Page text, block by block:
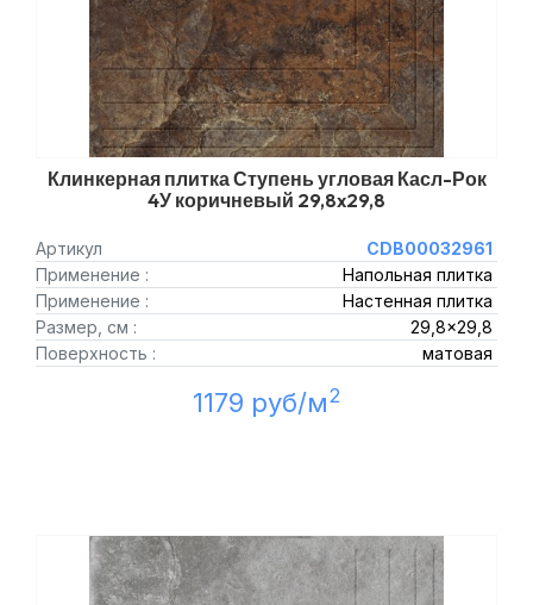
Клинкерная плитка Ступень угловая Касл-Рок
4У коричневый 29,8x29,8
Артикул
CDB00032961
Применение :
Напольная плитка
Применение :
Настенная плитка
Размер, см :
29,8x29,8
Поверхность :
матовая
1179 руб/м2